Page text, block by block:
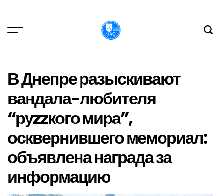
вмісту
В Днепре разыскивают
вандала-любителя
“руzzкого мира”,
осквернившего мемориал:
объявлена награда за
информацию